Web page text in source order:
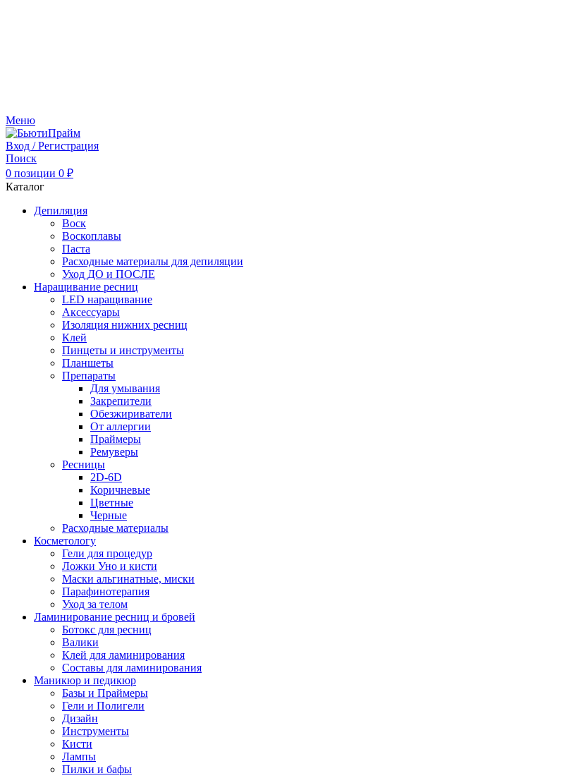
Меню
Вход / Регистрация
Поиск
0 позиции 0 ₽
Каталог
Депиляция
Воск
Воскоплавы
Паста
Расходные материалы для депиляции
Уход ДО и ПОСЛЕ
Наращивание ресниц
LED наращивание
Аксессуары
Изоляция нижних ресниц
Клей
Пинцеты и инструменты
Планшеты
Препараты
Для умывания
Закрепители
Обезжириватели
От аллергии
Праймеры
Ремуверы
Ресницы
2D-6D
Коричневые
Цветные
Черные
Расходные материалы
Косметологу
Гели для процедур
Ложки Уно и кисти
Маски альгинатные, миски
Парафинотерапия
Уход за телом
Ламинирование ресниц и бровей
Ботокс для ресниц
Валики
Клей для ламинирования
Составы для ламинирования
Маникюр и педикюр
Базы и Праймеры
Гели и Полигели
Дизайн
Инструменты
Кисти
Лампы
Пилки и бафы